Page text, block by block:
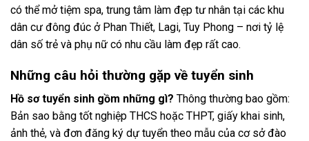
có thể mở tiệm spa, trung tâm làm đẹp tư nhân tại các khu
dân cư đông đúc ở Phan Thiết, Lagi, Tuy Phong – nơi tỷ lệ
dân số trẻ và phụ nữ có nhu cầu làm đẹp rất cao.
Những câu hỏi thường gặp về tuyển sinh
Hồ sơ tuyển sinh gồm những gì? Thông thường bao gồm:
Bản sao bằng tốt nghiệp THCS hoặc THPT, giấy khai sinh,
ảnh thẻ, và đơn đăng ký dự tuyển theo mẫu của cơ sở đào